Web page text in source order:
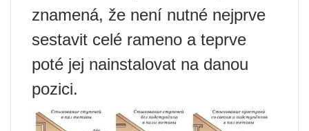
znamená, že není nutné nejprve
sestavit celé rameno a teprve
poté jej nainstalovat na danou
pozici.